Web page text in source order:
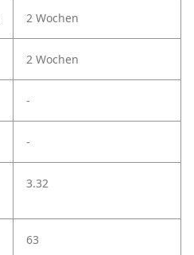
2 Wochen
2 Wochen
-
-
3.32
63